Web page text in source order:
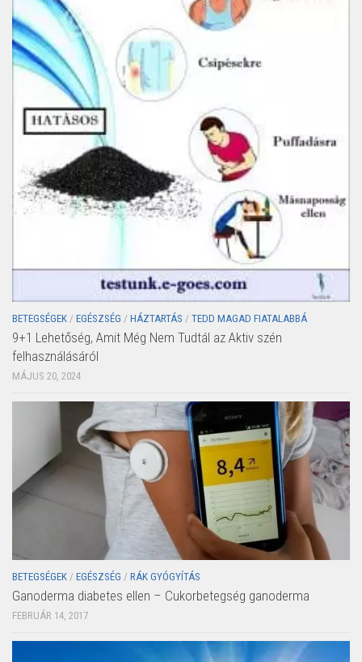
BETEGSÉGEK / EGÉSZSÉG / HÁZTARTÁS / TEDD MAGAD FIATALABBÁ
9+1 Lehetőség, Amit Még Nem Tudtál az Aktiv szén
felhasználásáról
MÁJUS 20, 2024
BETEGSÉGEK / EGÉSZSÉG / RÁK GYÓGYÍTÁS
Ganoderma diabetes ellen – Cukorbetegség ganoderma
FEBRUÁR 14, 2017